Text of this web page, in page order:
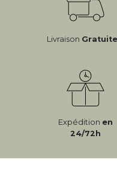
Livraison Gratuite
Expédition en
24/72h